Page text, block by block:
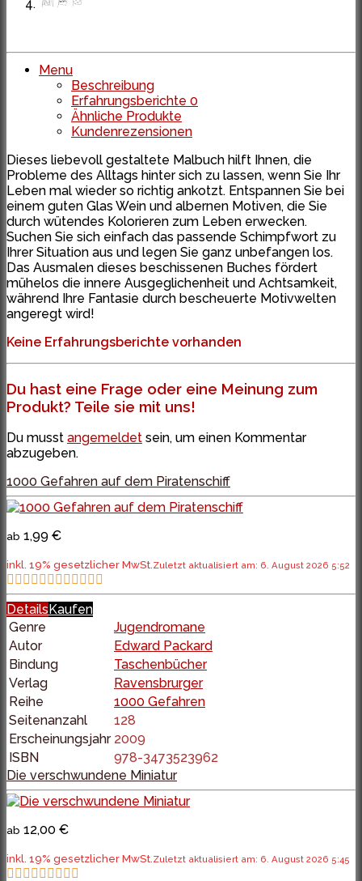
Menu
Beschreibung
Erfahrungsberichte 0
Ähnliche Produkte
Kundenrezensionen
Dieses liebevoll gestaltete Malbuch hilft Ihnen, die
Probleme des Alltags hinter sich zu lassen, wenn Sie Ihr
Leben mal wieder so richtig ankotzt. Entspannen Sie bei
einem guten Glas Wein und albernen Motiven, die Sie
durch wütendes Kolorieren zum Leben erwecken.
Suchen Sie sich einfach das passende Schimpfwort zu
Ihrer Situation aus und legen Sie ganz unbefangen los.
Das Ausmalen dieses beschissenen Buches fördert
mühelos die innere Ausgeglichenheit und Achtsamkeit,
während Ihre Fantasie durch bescheuerte Motivwelten
angeregt wird!
Keine Erfahrungsberichte vorhanden
Du hast eine Frage oder eine Meinung zum
Produkt? Teile sie mit uns!
Du musst angemeldet sein, um einen Kommentar
abzugeben.
1000 Gefahren auf dem Piratenschiff
ab 1,99 €
inkl. 19% gesetzlicher MwSt.Zuletzt aktualisiert am: 6. August 2026 5:52
Details Kaufen
Genre
Jugendromane
Autor
Edward Packard
Bindung
Taschenbücher
Verlag
Ravensbrurger
Reihe
1000 Gefahren
Seitenanzahl
128
Erscheinungsjahr 2009
ISBN
978-3473523962
Die verschwundene Miniatur
ab 12,00 €
inkl. 19% gesetzlicher MwSt.Zuletzt aktualisiert am: 6. August 2026 5:45